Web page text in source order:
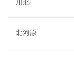
川北
北河原